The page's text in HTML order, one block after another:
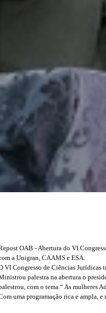
OAB - Abertura do VI
a Unigran, CAAMS e ESA.
VI Congresso de Ciências Jurídicas
palestra na abertura o
com o tema “ As mulheres
uma programação rica e ampla,